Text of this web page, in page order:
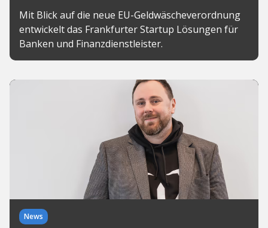
Mit Blick auf die neue EU-Geldwäscheverordnung
entwickelt das Frankfurter Startup Lösungen für
Banken und Finanzdienstleister.
News